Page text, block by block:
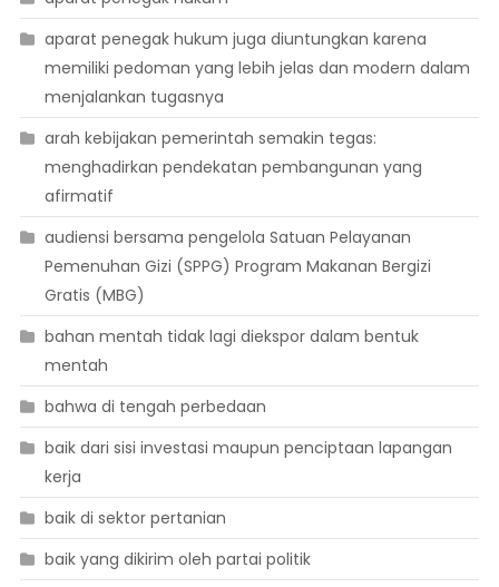
aparat penegak hukum juga diuntungkan karena
memiliki pedoman yang lebih jelas dan modern dalam
menjalankan tugasnya
arah kebijakan pemerintah semakin tegas:
menghadirkan pendekatan pembangunan yang
afirmatif
audiensi bersama pengelola Satuan Pelayanan
Pemenuhan Gizi (SPPG) Program Makanan Bergizi
Gratis (MBG)
bahan mentah tidak lagi diekspor dalam bentuk
mentah
bahwa di tengah perbedaan
baik dari sisi investasi maupun penciptaan lapangan
kerja
baik di sektor pertanian
baik yang dikirim oleh partai politik